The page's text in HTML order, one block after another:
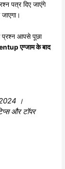
पत्र दिए जाएंगे
जाएगा।
प्रश्न आपसे पूछा
एग्जाम के बाद
।
और टॉपर